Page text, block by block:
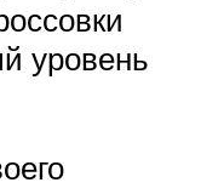
уровень